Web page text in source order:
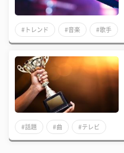
#トレンド #音楽 #歌手
#話題 #曲 #テレビ